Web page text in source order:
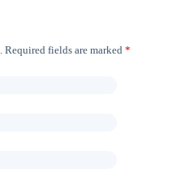
Required fields are marked *